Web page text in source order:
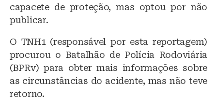
capacete de proteção, mas optou por não
publicar.
O TNH1 (responsável por esta reportagem)
procurou o Batalhão de Polícia Rodoviária
(BPRv) para obter mais informações sobre
as circunstâncias do acidente, mas não teve
retorno.